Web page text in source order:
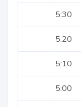
5:30
5:20
5:10
5:00